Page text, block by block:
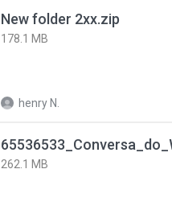
New folder 2xx.zip
178.1 MB
henry N.
262.1 MB